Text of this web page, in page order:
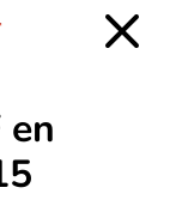
en